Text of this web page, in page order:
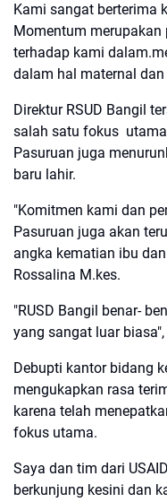
Kami sangat berterima
Momentum
terhadap kami
dalam hal maternal
Direktur RSUD Bangil
salah satu fokus
Pasuruan juga
baru lahir.
"Komitmen kami dan
Pasuruan juga akan
angka kematian ibu
Rossalina M.kes.
"RUSD Bangil benar-
yang sangat luar
Debupti kantor bidang
mengukapkan rasa
karena telah
fokus utama.
Saya dan tim dari
berkunjung kesini dan